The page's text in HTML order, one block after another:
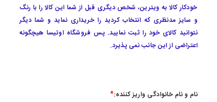
خودکار کالا به ویترین، شخص دیگری قبل از شما این کالا را با رنگ
و سایز مدنظری که انتخاب کردید را خریداری نماید و شما دیگر
نتوانید کالای خود را ثبت نمایید. پس فروشگاه اوتیسا هیچگونه
اعتراضی از این جانب نمی پذیرد.
نام و نام خانوادگی واریز کننده:*